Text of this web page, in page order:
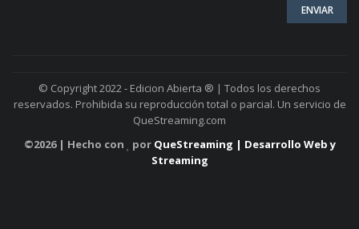
© Copyright 2022 - Edicion Abierta ® | Todos los derechos
reservados. Prohibida su reproducción total o parcial. Un servicio de
QueStreaming.com
©2026 | Hecho con por QueStreaming | Desarrollo Web y
Streaming